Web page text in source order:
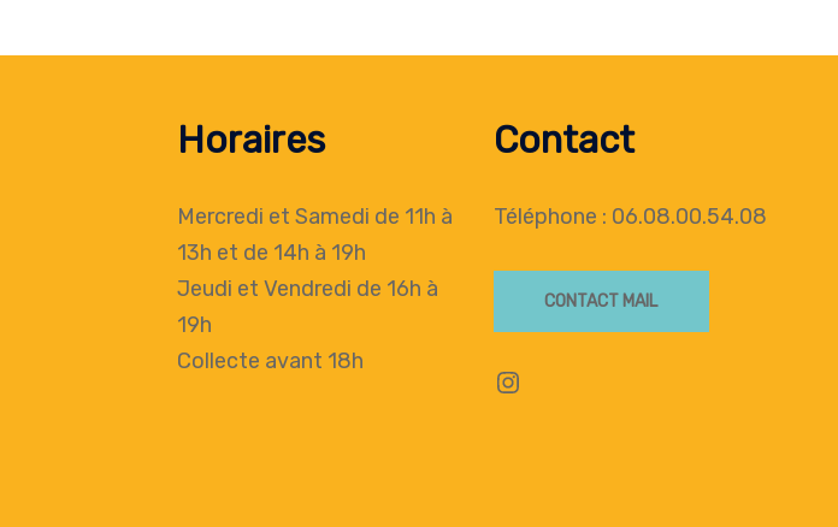
Horaires
Mercredi et Samedi de 11h à
13h et de 14h à 19h
Jeudi et Vendredi de 16h à
19h
Collecte avant 18h
Contact
Téléphone : 06.08.00.54.08
CONTACT MAIL
Instagram